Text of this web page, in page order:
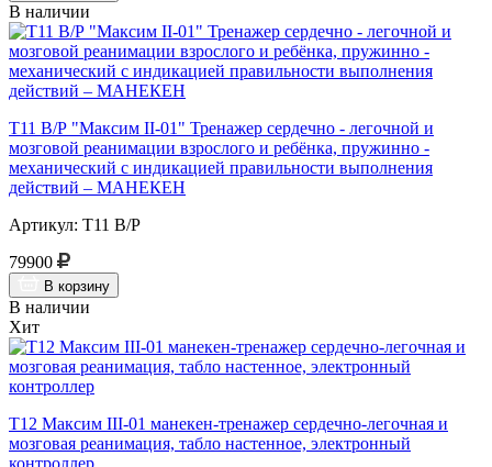
В наличии
Т11 В/Р "Максим II-01" Тренажер сердечно - легочной и
мозговой реанимации взрослого и ребёнка, пружинно -
механический с индикацией правильности выполнения
действий – МАНЕКЕН
Артикул: Т11 В/Р
79900
В корзину
В наличии
Хит
Т12 Максим III-01 манекен-тренажер сердечно-легочная и
мозговая реанимация, табло настенное, электронный
контроллер